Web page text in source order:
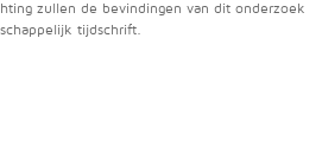
zullen de bevindingen van dit onderzoek
tijdschrift.